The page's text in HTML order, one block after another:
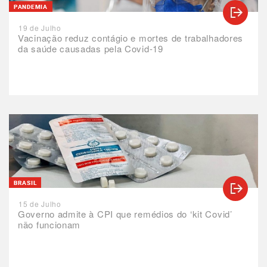
Vacinação reduz contágio e mortes de trabalhadores
da saúde causadas pela Covid-19
PANDEMIA
19 de Julho
Governo admite à CPI que remédios do ‘kit Covid’
não funcionam
BRASIL
15 de Julho